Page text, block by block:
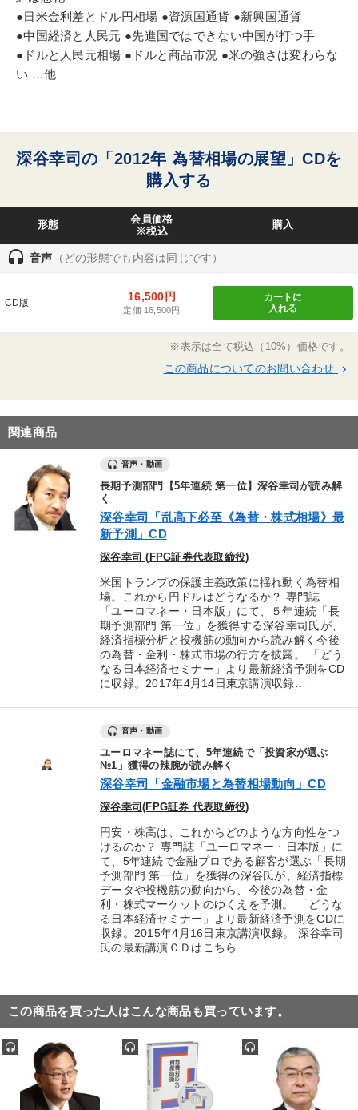
●日米金利差とドル円相場 ●資源国通貨 ●新興国通貨
●中国経済と人民元 ●先進国ではできない中国が打つ手
●ドルと人民元相場 ●ドルと商品市況 ●米の強さは変わらな
い …他
深谷幸司の「2012年 為替相場の展望」CDを
購入する
形態
会員価格
※税込
購入
headset 音声 （どの形態でも内容は同じです）
CD版 16,500円
定価 16,500円
カートに
入れる
※表示は全て税込（10%）価格です。
この商品についてのお問い合わせ keyboard_arrow_right
関連商品
音声・動画
長期予測部門【5年連続 第一位】深谷幸司が読み解
く
深谷幸司「乱高下必至《為替・株式相場》最
新予測」CD
深谷幸司 (FPG証券代表取締役)
米国トランプの保護主義政策に揺れ動く為替相
場。これから円ドルはどうなるか？ 専門誌
「ユーロマネー・日本版」にて、５年連続「長
期予測部門 第一位」を獲得する深谷幸司氏が、
経済指標分析と投機筋の動向から読み解く今後
の為替・金利・株式市場の行方を披露。 「どう
なる日本経済セミナー」より最新経済予測をCD
に収録。2017年4月14日東京講演収録…
音声・動画
ユーロマネー誌にて、5年連続で「投資家が選ぶ
№1」獲得の辣腕が読み解く
深谷幸司「金融市場と為替相場動向」CD
深谷幸司(FPG証券 代表取締役)
円安・株高は、これからどのような方向性をつ
けるのか？ 専門誌「ユーロマネー・日本版」に
て、5年連続で金融プロである顧客が選ぶ「長期
予測部門 第一位」を獲得の深谷氏が、経済指標
データや投機筋の動向から、今後の為替・金
利・株式マーケットのゆくえを予測。 「どうな
る日本経済セミナー」より最新経済予測をCDに
収録。2015年4月16日東京講演収録。 深谷幸司
氏の最新講演ＣＤはこちら…
この商品を買った人はこんな商品も買っています。